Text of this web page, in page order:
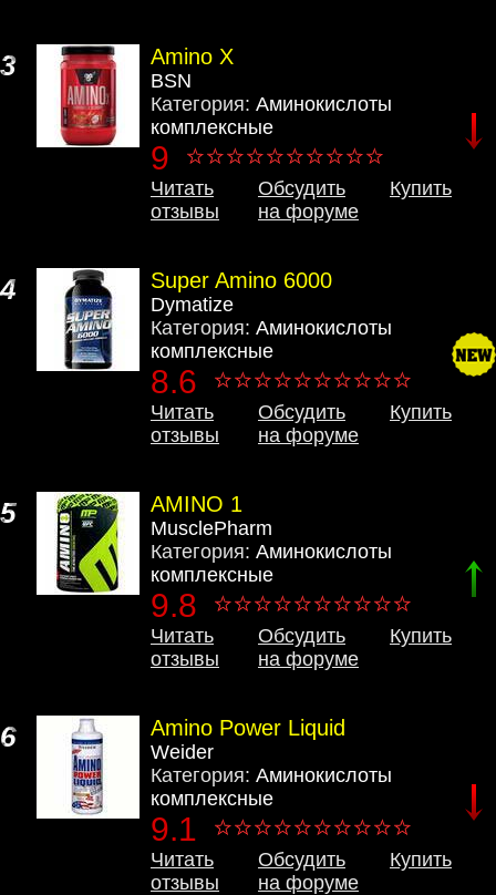
3 Amino X
BSN
Категория: Аминокислоты
комплексные
9
Читать
отзывы
Обсудить
на форуме
Купить
4 Super Amino 6000
Dymatize
Категория: Аминокислоты
комплексные
8.6
Читать
отзывы
Обсудить
на форуме
Купить
5 AMINO 1
MusclePharm
Категория: Аминокислоты
комплексные
9.8
Читать
отзывы
Обсудить
на форуме
Купить
6 Amino Power Liquid
Weider
Категория: Аминокислоты
комплексные
9.1
Читать
отзывы
Обсудить
на форуме
Купить